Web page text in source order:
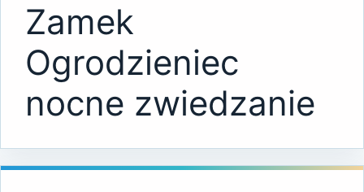
Zamek
Ogrodzieniec
nocne zwiedzanie